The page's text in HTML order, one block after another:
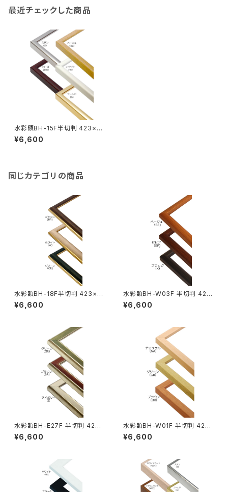
最近チェックした商品
水彩額BH-15F半切判 423×5
45ミリ
¥6,600
同じカテゴリの商品
水彩額BH-18F半切判 423×5
45ミリ
¥6,600
水彩額BH-W03F 半切判 423
×545ミリ
¥6,600
水彩額BH-E27F 半切判 423×
545ミリ
¥6,600
水彩額BH-W01F 半切判 423
×545ミリ
¥6,600